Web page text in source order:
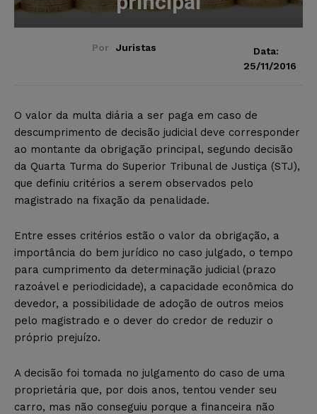
Por Juristas
Data:
25/11/2016
O valor da multa diária a ser paga em caso de
descumprimento de decisão judicial deve corresponder
ao montante da obrigação principal, segundo decisão
da Quarta Turma do Superior Tribunal de Justiça (STJ),
que definiu critérios a serem observados pelo
magistrado na fixação da penalidade.
Entre esses critérios estão o valor da obrigação, a
importância do bem jurídico no caso julgado, o tempo
para cumprimento da determinação judicial (prazo
razoável e periodicidade), a capacidade econômica do
devedor, a possibilidade de adoção de outros meios
pelo magistrado e o dever do credor de reduzir o
próprio prejuízo.
A decisão foi tomada no julgamento do caso de uma
proprietária que, por dois anos, tentou vender seu
carro, mas não conseguiu porque a financeira não